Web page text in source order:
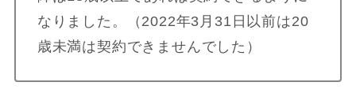
なりました。（2022年3月31日以前は20
歳未満は契約できませんでした）